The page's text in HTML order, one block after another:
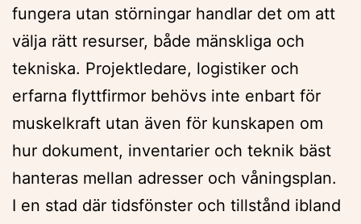
fungera utan störningar handlar det om att
välja rätt resurser, både mänskliga och
tekniska. Projektledare, logistiker och
erfarna flyttfirmor behövs inte enbart för
muskelkraft utan även för kunskapen om
hur dokument, inventarier och teknik bäst
hanteras mellan adresser och våningsplan.
I en stad där tidsfönster och tillstånd ibland